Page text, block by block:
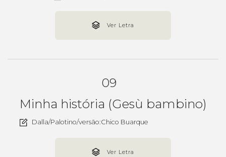
Ver Letra
09
Minha história (Gesù bambino)
Dalla/Palotino/versão:Chico Buarque
Ver Letra